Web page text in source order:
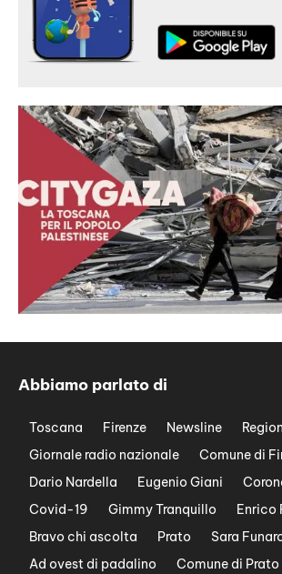
Abbiamo parlato di
Toscana Firenze Newsline
Giornale radio nazionale
Comune di
Dario Nardella
Eugenio Giani
Covid-19
Gimmy Tranquillo
Enrico
Bravo chi ascolta
Prato Sara
Ad ovest di padalino
Comune di Prato